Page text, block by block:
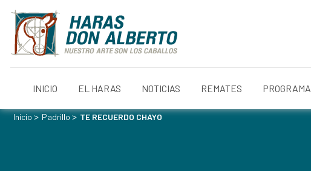
INICIO EL HARAS NOTICIAS REMATES PROGRAMA
Inicio> Padrillo> TE RECUERDO CHAYO